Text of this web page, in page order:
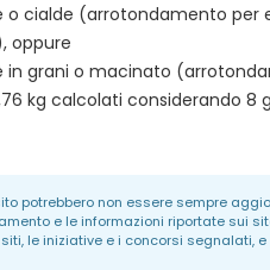
o cialde (arrotondamento per
oppure
in grani o macinato
kg calcolati considerando 8
potrebbero non essere sempre
e le informazioni riportate sui
le iniziative e i concorsi segnalati,